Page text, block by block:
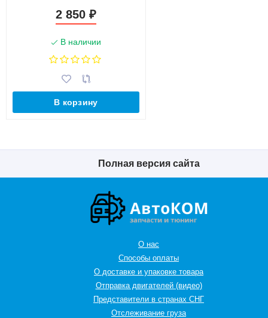
2 850 ₽
В наличии
В корзину
Полная версия сайта
О нас
Способы оплаты
О доставке и упаковке товара
Отправка двигателей (видео)
Представители в странах СНГ
Oтслеживание груза